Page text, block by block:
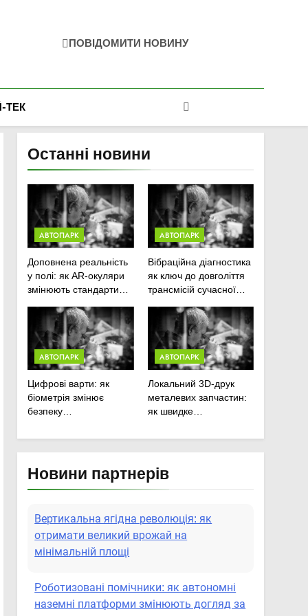
ПОВІДОМИТИ НОВИНУ
ТЕК
Останні новини
АВТОПАРК
Доповнена реальність
у полі: як AR-окуляри
змінюють стандарти
сільськогосподарської
техніки
АВТОПАРК
Вібраційна діагностика
як ключ до довголіття
трансмісій сучасної
АВТОПАРК
Цифрові варти: як
біометрія змінює
безпеку
АВТОПАРК
Локальний 3D-друк
металевих запчастин:
як швидке
посівну
Новини партнерів
Вертикальна ягідна революція: як
отримати великий врожай на
мінімальній площі
Роботизовані помічники: як автономні
наземні платформи змінюють догляд за